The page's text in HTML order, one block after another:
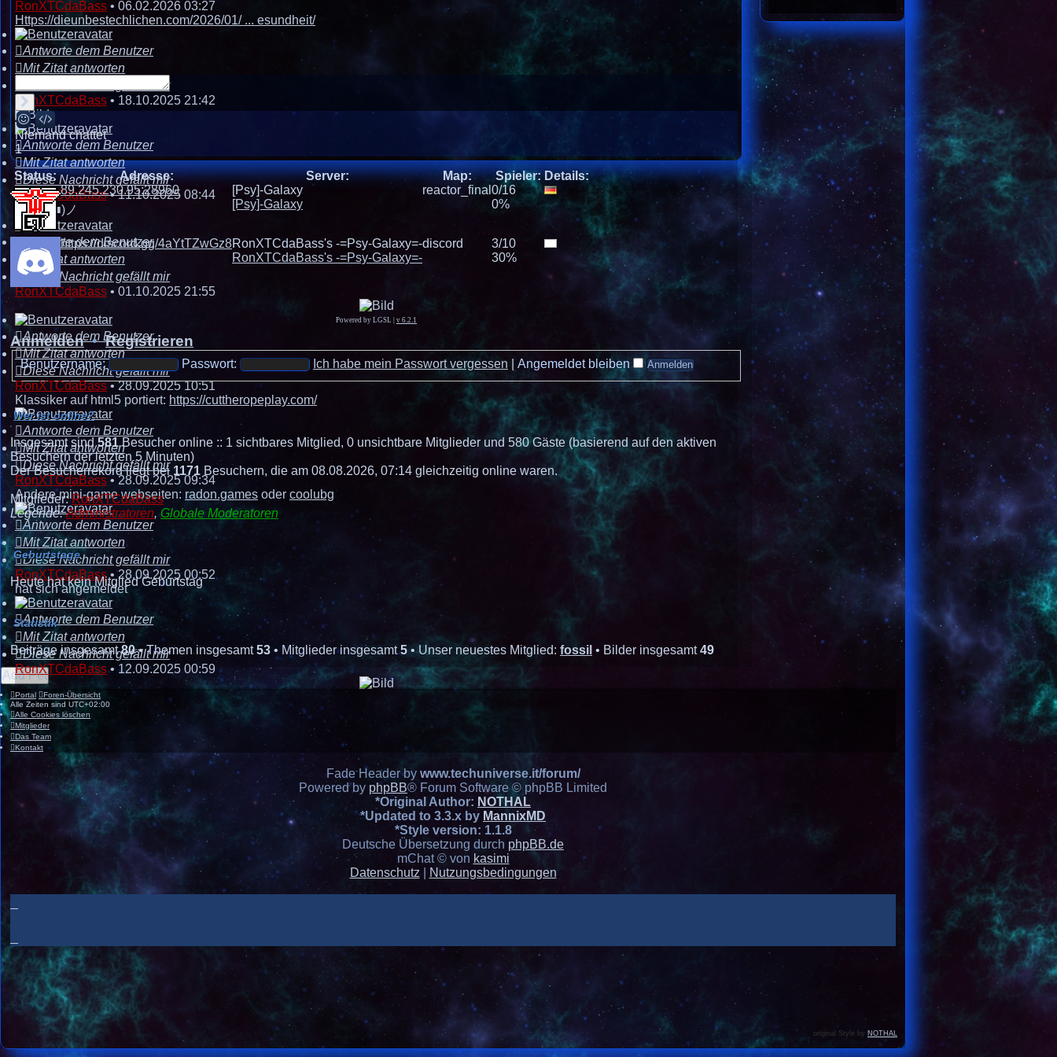
RonXTCdaBass • 06.02.2026 03:27
Https://dieunbestechlichen.com/2026/01/ ... esundheit/
Antworte dem Benutzer
Mit Zitat antworten
Diese Nachricht gefällt mir
RonXTCdaBass • 18.10.2025 21:42
Antworte dem Benutzer
Mit Zitat antworten
Diese Nachricht gefällt mir
RonXTCdaBass•11.10.2025 08:44
ヾ(⌐■_■)ノ
Antworte dem Benutzer
Mit Zitat antworten
Diese Nachricht gefällt mir
RonXTCdaBass • 01.10.2025 21:55
Antworte dem Benutzer
Mit Zitat antworten
Diese Nachricht gefällt mir
RonXTCdaBass•28.09.2025 10:51
Klassiker auf html5 portiert: https://cuttheropeplay.com/
Antworte dem Benutzer
Mit Zitat antworten
Diese Nachricht gefällt mir
RonXTCdaBass • 28.09.2025 09:34
Andere mini-game webseiten: radon.games oder coolubg
Antworte dem Benutzer
Mit Zitat antworten
Diese Nachricht gefällt mir
RonXTCdaBass•28.09.2025 00:52
hat sich angemeldet
Antworte dem Benutzer
Mit Zitat antworten
Diese Nachricht gefällt mir
RonXTCdaBass• 12.09.2025 00:59
Senden
Smilies
Niemand chattet
1
Status:
Adresse: Server: Map: Spieler: Details:
89.245.230.95:28960
[Psy]-Galaxy
[Psy]-Galaxy
reactor_final0/16
0%
https://discord.gg/4aYtTZwGz8RonXTCdaBass's -=Psy-Galaxy=-
RonXTCdaBass's -=Psy-Galaxy=-
discord
3/10
30%
Powered by LGSL v 6.2.1
Anmelden•Registrieren
Benutzername: Passwort: Ich habe mein Passwort vergessen Angemeldet bleiben
Wer ist online?
Insgesamt sind581Besucher online :: 1 sichtbares Mitglied, 0 unsichtbare Mitglieder und 580 Gäste (basierend auf den aktiven
Besuchern der letzten 5 Minuten)
Der Besucherrekord liegt bei 1171 Besuchern, die am 08.08.2026, 07:14 gleichzeitig online waren.
Mitglieder:RonXTCdaBass
Legende:Administratoren,Globale Moderatoren
Geburtstage
Heute hat kein Mitglied Geburtstag
Statistik
Beiträge insgesamt80• Themen insgesamt53 • Mitglieder insgesamt5 • Unser neuestes Mitglied: fossil • Bilder insgesamt49
Add Pet
Portal
Foren-Übersicht
Alle Zeiten sind UTC+02:00
Alle Cookies löschen
Mitglieder
Das Team
Kontakt
Fade Header by www.techuniverse.it/forum/
Powered by phpBB® Forum Software © phpBB Limited
*Original Author: NOTHAL
*Updated to 3.3.x by MannixMD
*Style version: 1.1.8
Deutsche Übersetzung durch phpBB.de
mChat © von kasimi
Datenschutz
Nutzungsbedingungen
original Style by NOTHAL